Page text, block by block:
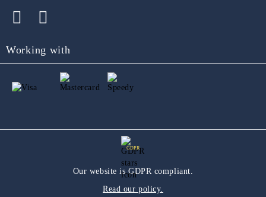
Working with
GDPR
Our website is GDPR compliant.
Read our policy.